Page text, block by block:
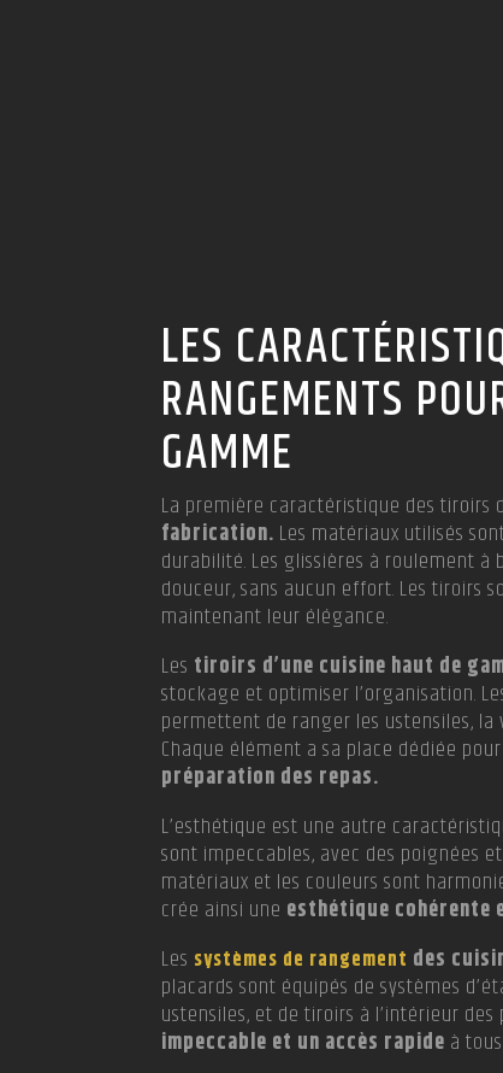
LES
RANGEMENTS
GAMME
La première caractéristique des tiroirs
fabrication. Les matériaux utilisés
durabilité. Les glissières à roulement
douceur, sans aucun effort. Les tiroirs
maintenant leur élégance.
Les tiroirs d’une cuisine haut de
stockage et optimiser l’organisation.
permettent de ranger les ustensiles,
Chaque élément a sa place dédiée pour
préparation des repas.
L’esthétique est une autre
sont impeccables, avec des poignées
matériaux et les couleurs sont
crée ainsi une esthétique cohérente
Les systèmes de rangement des
placards sont équipés de systèmes
ustensiles, et de tiroirs à l’intérieur
impeccable et un accès rapide à